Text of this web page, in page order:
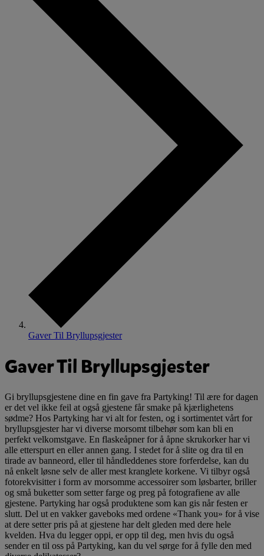
Gaver Til Bryllupsgjester
Gaver Til Bryllupsgjester
Gi bryllupsgjestene dine en fin gave fra Partyking! Til ære for dagen
er det vel ikke feil at også gjestene får smake på kjærlighetens
sødme? Hos Partyking har vi alt for festen, og i sortimentet vårt for
bryllupsgjester har vi diverse morsomt tilbehør som kan bli en
perfekt velkomstgave. En flaskeåpner for å åpne skrukorker har vi
alle etterspurt en eller annen gang. I stedet for å slite og dra til en
tirade av banneord, eller til håndleddenes store forferdelse, kan du
nå enkelt løsne selv de aller mest kranglete korkene. Vi tilbyr også
fotorekvisitter i form av morsomme accessoirer som løsbarter, briller
og små buketter som setter farge og preg på fotografiene av alle
gjestene. Partyking har også produktene som kan gis når festen er
slutt. Del ut en vakker gaveboks med ordene «Thank you» for å vise
at dere setter pris på at gjestene har delt gleden med dere hele
kvelden. Hva du legger oppi, er opp til deg, men hvis du også
sender en til oss på Partyking, kan du vel sørge for å fylle den med